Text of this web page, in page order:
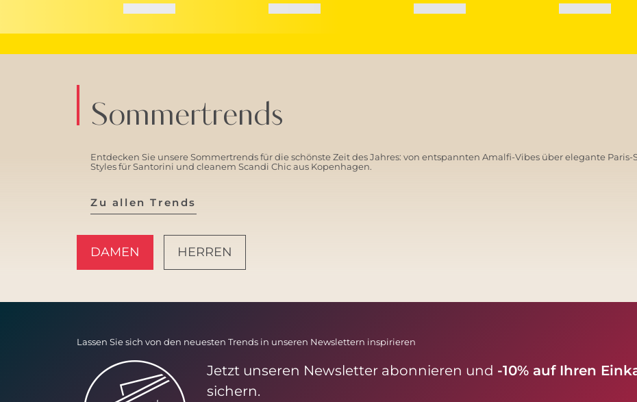
Sommertrends
Entdecken Sie unsere Sommertrends für die schönste Zeit des Jahres: von entspannten Amalfi-Vibes über elegante
Styles für Santorini und cleanem Scandi Chic aus Kopenhagen.
Zu allen Trends
DAMEN HERREN
Lassen Sie sich von den neuesten Trends in unseren Newslettern inspirieren
Jetzt unseren Newsletter abonnieren und -10% auf Ihren
sichern.